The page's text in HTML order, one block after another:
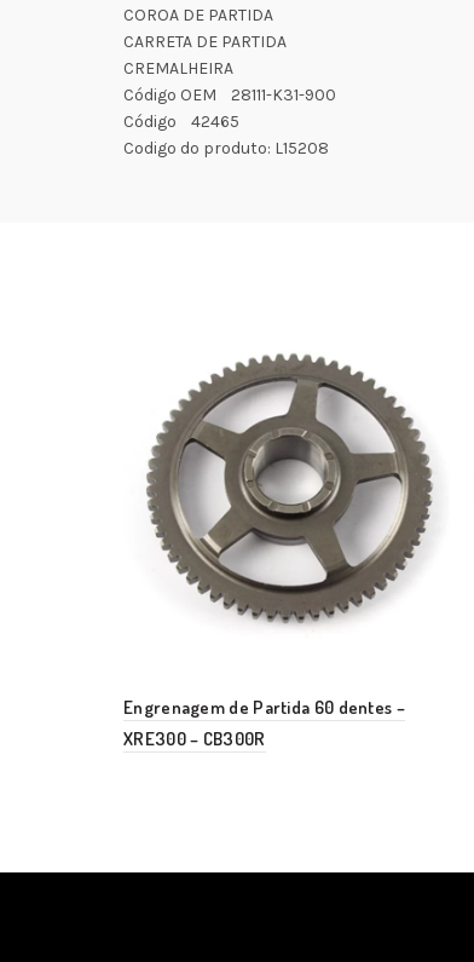
COROA DE PARTIDA
CARRETA DE PARTIDA
CREMALHEIRA
Código OEM 28111-K31-900
Código 42465
Codigo do produto: L15208
Engrenagem de Partida 60 dentes –
XRE300 – CB300R